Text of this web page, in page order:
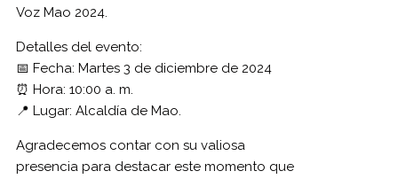
Voz Mao 2024.
Detalles del evento:
📅 Fecha: Martes 3 de diciembre de 2024
⏰ Hora: 10:00 a. m.
📍 Lugar: Alcaldía de Mao.
Agradecemos contar con su valiosa
presencia para destacar este momento que